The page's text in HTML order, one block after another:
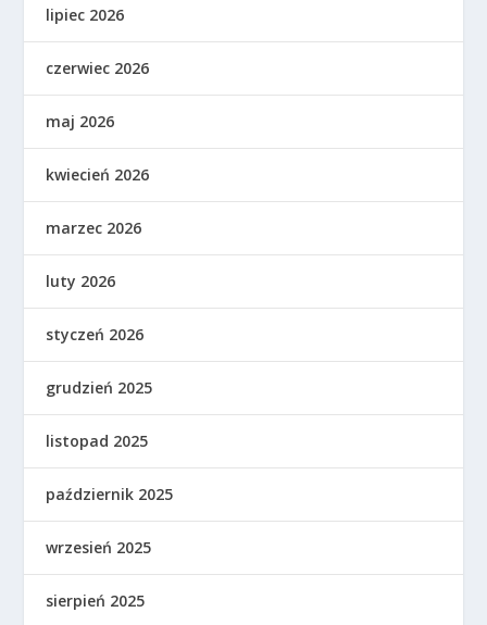
lipiec 2026
czerwiec 2026
maj 2026
kwiecień 2026
marzec 2026
luty 2026
styczeń 2026
grudzień 2025
listopad 2025
październik 2025
wrzesień 2025
sierpień 2025